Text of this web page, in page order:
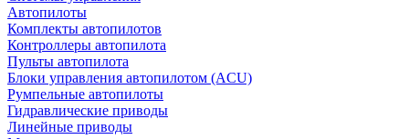
Автопилоты
Комплекты автопилотов
Контроллеры автопилота
Пульты автопилота
Блоки управления автопилотом (ACU)
Румпельные автопилоты
Гидравлические приводы
Линейные приводы